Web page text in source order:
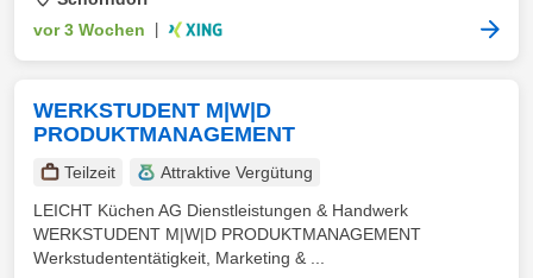
vor 3 Wochen
WERKSTUDENT M|W|D
PRODUKTMANAGEMENT
Teilzeit
Attraktive Vergütung
LEICHT Küchen AG Dienstleistungen & Handwerk
WERKSTUDENT M|W|D PRODUKTMANAGEMENT
Werkstudententätigkeit, Marketing & ...